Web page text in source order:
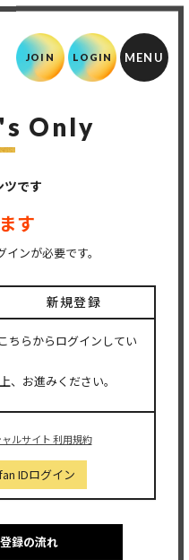
JOIN LOGIN
Only
ツです
す
ンが必要です。
新規登録
ちらからログインしてい
、お進みください。
ルサイト 利用規約
IDログイン
録の流れ